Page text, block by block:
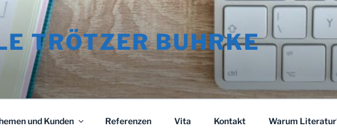
TRÖTZER BUHRKE
und Kunden Referenzen Vita Kontakt Warum